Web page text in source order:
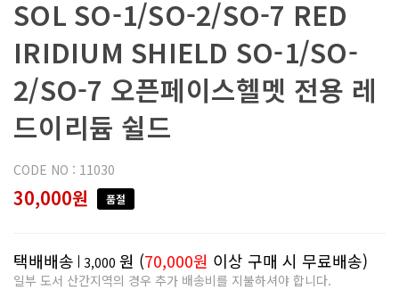
SOL SO-1/SO-2/SO-7 RED
IRIDIUM SHIELD SO-1/SO-
2/SO-7 오픈페이스헬멧 전용 레
드이리듐 쉴드
CODE NO : 11030
30,000원 품절
택배배송 3,000 원 (70,000원 이상 구매 시 무료배송)
일부 도서 산간지역의 경우 추가 배송비를 지불하셔야 합니다.